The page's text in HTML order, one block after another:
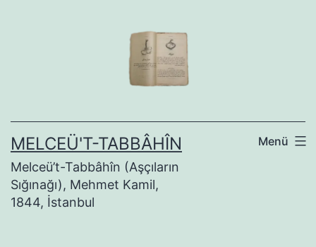
MELCEÜ'T-TABBÂHÎN
Melceü’t-Tabbâhîn (Aşçıların
Sığınağı), Mehmet Kamil,
1844, İstanbul
Menü